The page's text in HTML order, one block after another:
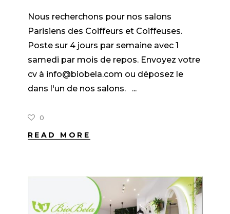
Nous recherchons pour nos salons
Parisiens des Coiffeurs et Coiffeuses.
Poste sur 4 jours par semaine avec 1
samedi par mois de repos. Envoyez votre
cv à info@biobela.com ou déposez le
dans l'un de nos salons.
0
READ MORE